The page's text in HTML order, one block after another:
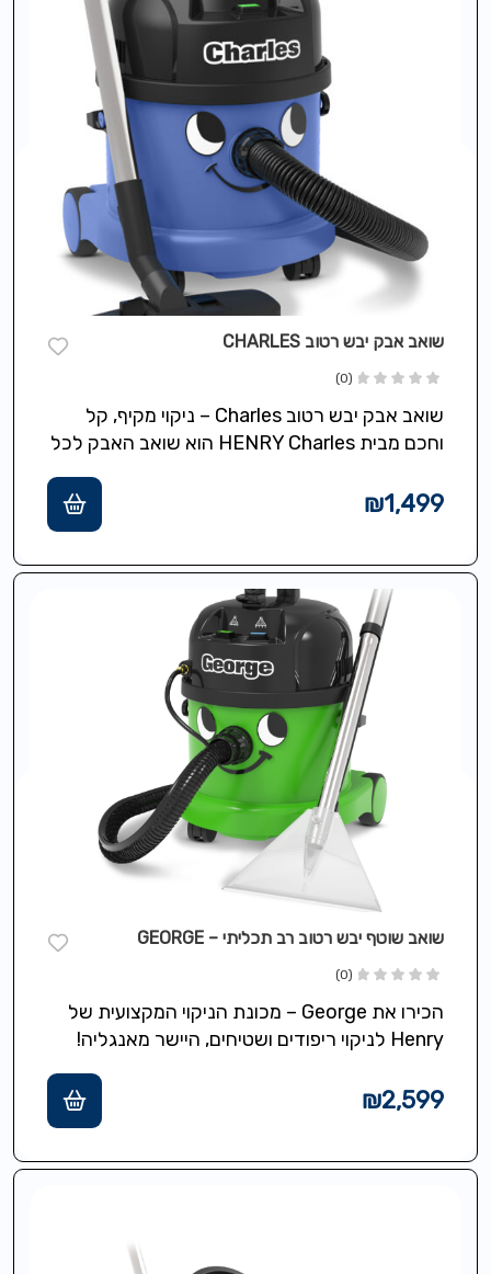
שואב אבק יבש רטוב CHARLES
(0)
שואב אבק יבש רטוב Charles – ניקוי מקיף, קל
וחכם מבית HENRY Charles הוא שואב האבק לכל
₪1,499
שואב שוטף יבש רטוב רב תכליתי – GEORGE
(0)
הכירו את George – מכונת הניקוי המקצועית של
Henry לניקוי ריפודים ושטיחים, היישר מאנגליה!
₪2,599